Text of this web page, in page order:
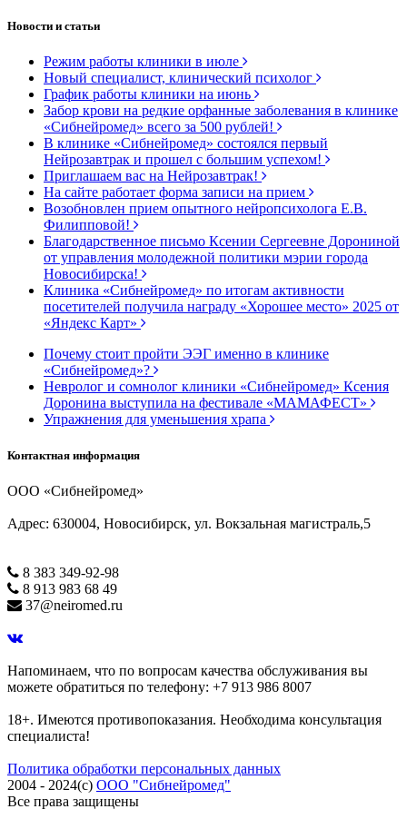
Новости и статьи
Режим работы клиники в июле
Новый специалист, клинический психолог
График работы клиники на июнь
Забор крови на редкие орфанные заболевания в клинике
«Сибнейромед» всего за 500 рублей!
В клинике «Сибнейромед» состоялся первый
Нейрозавтрак и прошел с большим успехом!
Приглашаем вас на Нейрозавтрак!
На сайте работает форма записи на прием
Возобновлен прием опытного нейропсихолога Е.В.
Филипповой!
Благодарственное письмо Ксении Сергеевне Дорониной
от управления молодежной политики мэрии города
Новосибирска!
Клиника «Сибнейромед» по итогам активности
посетителей получила награду «Хорошее место» 2025 от
«Яндекс Карт»
Почему стоит пройти ЭЭГ именно в клинике
«Сибнейромед»?
Невролог и сомнолог клиники «Сибнейромед» Ксения
Доронина выступила на фестивале «МАМАФЕСТ»
Упражнения для уменьшения храпа
Контактная информация
ООО «Сибнейромед»
Адрес: 630004, Новосибирск, ул. Вокзальная магистраль,5
8 383 349-92-98
8 913 983 68 49
37@neiromed.ru
Напоминаем, что по вопросам качества обслуживания вы
можете обратиться по телефону: +7 913 986 8007
18+. Имеются противопоказания. Необходима консультация
специалиста!
Политика обработки персональных данных
2004 - 2024(c) ООО "Сибнейромед"
Все права защищены